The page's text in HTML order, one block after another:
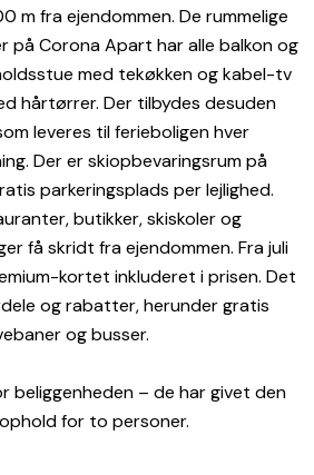
m fra ejendommen. De rummelige
på Corona Apart har alle balkon og
med tekøkken og kabel-tv
hårtørrer. Der tilbydes desuden
leveres til ferieboligen hver
Der er skiopbevaringsrum på
parkeringsplads per lejlighed.
butikker, skiskoler og
få skridt fra ejendommen. Fra juli
kortet inkluderet i prisen. Det
og rabatter, herunder gratis
og busser.
beliggenheden – de har givet den
for to personer.